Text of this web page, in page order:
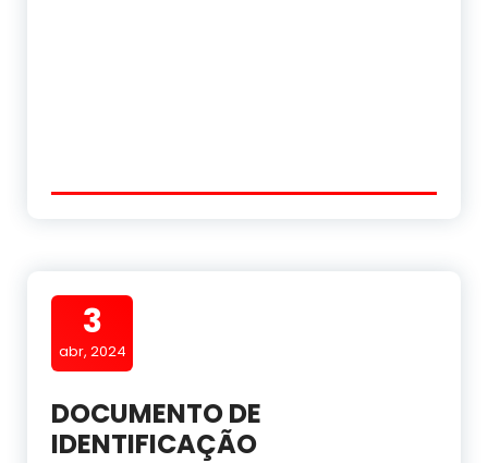
3
abr, 2024
DOCUMENTO DE
IDENTIFICAÇÃO